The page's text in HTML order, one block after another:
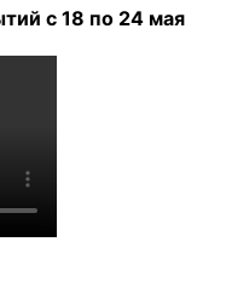
с 18 по 24 мая